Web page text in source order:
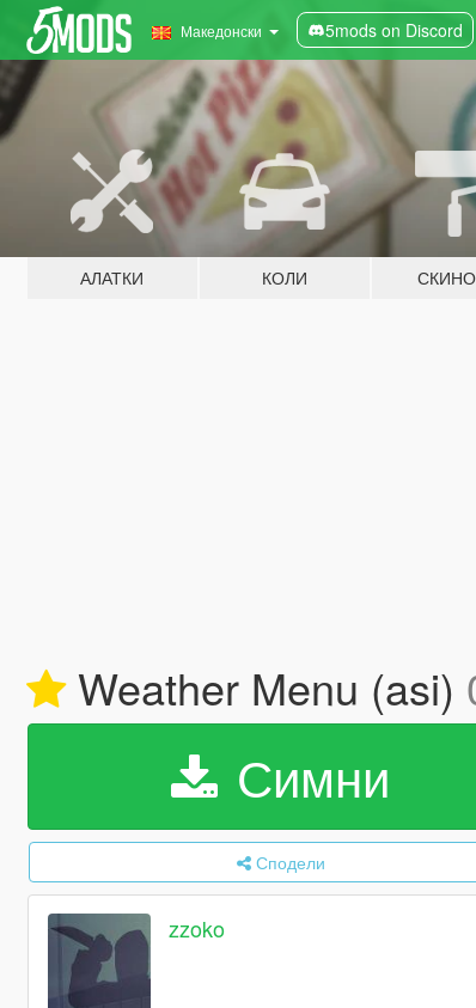
Македонски 5mods on Discord
АЛАТКИ КОЛИ
Weather Menu (asi)
Симни
Сподели
zzoko